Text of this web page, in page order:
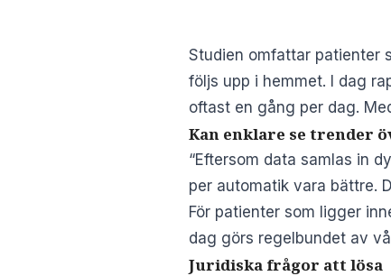
Studien omfattar patienter
följs upp i hemmet. I dag
oftast en gång per dag.
Kan enklare se trender
“Eftersom data samlas in
per automatik vara bättre.
För patienter som ligger
dag görs regelbundet av
Juridiska frågor att lösa